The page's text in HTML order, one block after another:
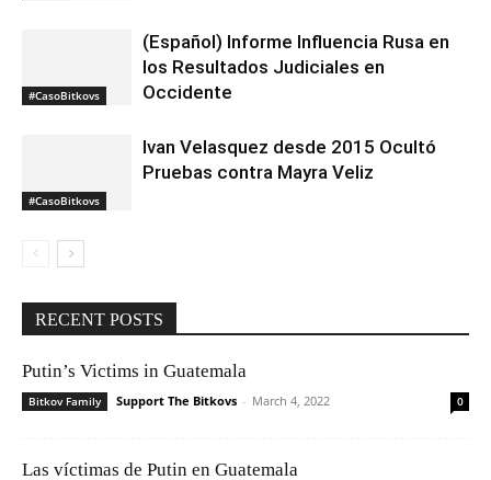
#CasoBitkovs
(Español) Informe Influencia Rusa en
los Resultados Judiciales en
Occidente
#CasoBitkovs
Ivan Velasquez desde 2015 Ocultó
Pruebas contra Mayra Veliz
RECENT POSTS
Putin’s Victims in Guatemala
Bitkov Family Support The Bitkovs - March 4, 2022 0
Las víctimas de Putin en Guatemala